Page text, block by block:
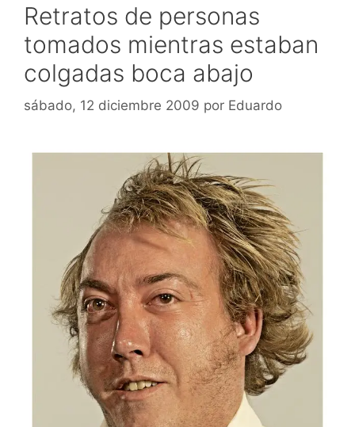
Retratos de personas
tomados mientras estaban
colgadas boca abajo
sábado, 12 diciembre 2009 por Eduardo